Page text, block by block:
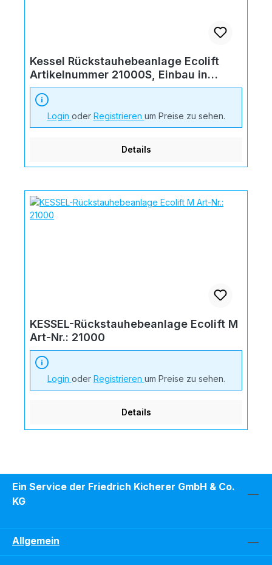
Kessel Rückstauhebeanlage Ecolift
Artikelnummer 21000S, Einbau in
Bodenplatte
Login oder Registrieren um Preise zu sehen.
Details
KESSEL-Rückstauhebeanlage Ecolift M
Art-Nr.: 21000
Login oder Registrieren um Preise zu sehen.
Details
Ein Service der Friedrich Kicherer GmbH & Co.
KG
Allgemein